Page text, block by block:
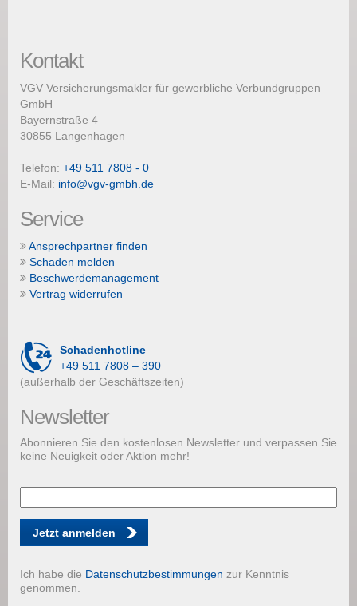
Kontakt
VGV Versicherungsmakler für gewerbliche Verbundgruppen
GmbH
Bayernstraße 4
30855 Langenhagen
Telefon: +49 511 7808 - 0
E-Mail: info@vgv-gmbh.de
Service
Ansprechpartner finden
Schaden melden
Beschwerdemanagement
Vertrag widerrufen
Schadenhotline
+49 511 7808 – 390
(außerhalb der Geschäftszeiten)
Newsletter
Abonnieren Sie den kostenlosen Newsletter und verpassen Sie
keine Neuigkeit oder Aktion mehr!
Jetzt anmelden
Ich habe die Datenschutzbestimmungen zur Kenntnis
genommen.